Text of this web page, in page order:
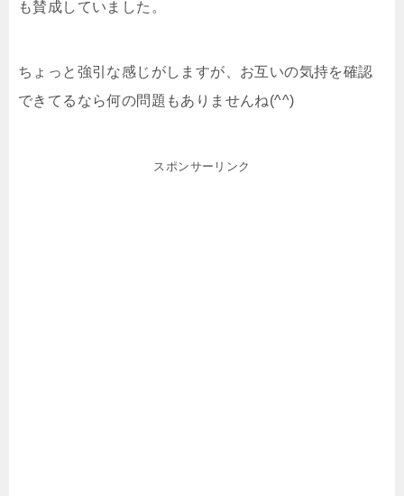
も賛成していました。
ちょっと強引な感じがしますが、お互いの気持を確認
できてるなら何の問題もありませんね(^^)
スポンサーリンク